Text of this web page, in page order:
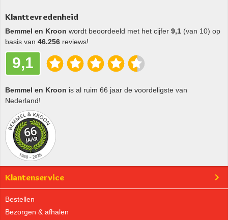
Klanttevredenheid
Bemmel en Kroon wordt beoordeeld met het cijfer 9,1 (van 10) op
basis van 46.256 reviews!
9,1
Bemmel en Kroon is al ruim 66 jaar de voordeligste van
Nederland!
Klantenservice
Bestellen
Bezorgen & afhalen